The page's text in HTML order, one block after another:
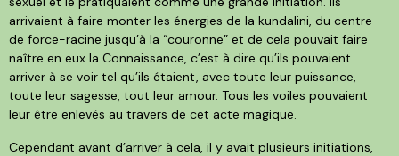
arrivaient à faire monter les énergies de la kundalini, du centre
de force-racine jusqu’à la “couronne” et de cela pouvait faire
naître en eux la Connaissance, c’est à dire qu’ils pouvaient
arriver à se voir tel qu’ils étaient, avec toute leur puissance,
toute leur sagesse, tout leur amour. Tous les voiles pouvaient
leur être enlevés au travers de cet acte magique.
Cependant avant d’arriver à cela, il y avait plusieurs initiations,